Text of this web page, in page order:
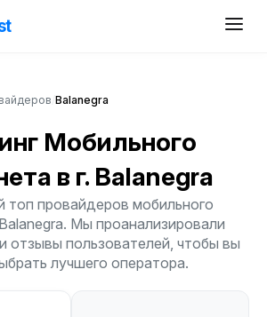
Balanegra
Мобильного
в г. Balanegra
топ провайдеров мобильного
Мы проанализировали
отзывы пользователей, чтобы вы
лучшего оператора.